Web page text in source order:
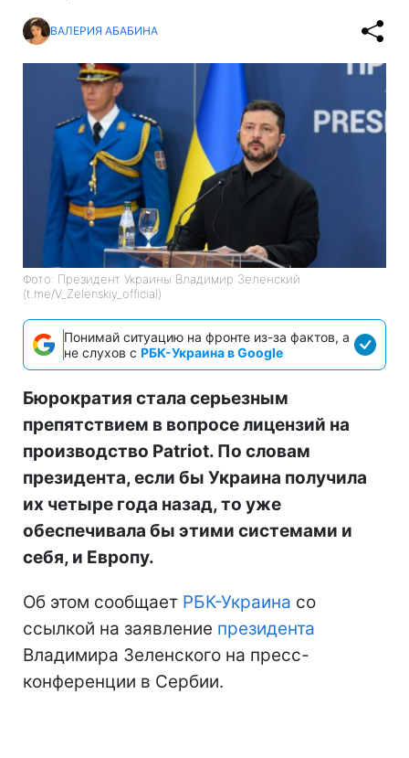
ВАЛЕРИЯ АБАБИНА
Фото: Президент Украины Владимир Зеленский
(t.me/V_Zelenskiy_official)
Понимай ситуацию на фронте из-за фактов, а
не слухов с РБК-Украина в Google
Бюрократия стала серьезным
препятствием в вопросе лицензий на
производство Patriot. По словам
президента, если бы Украина получила
их четыре года назад, то уже
обеспечивала бы этими системами и
себя, и Европу.
Об этом сообщает РБК-Украина со
ссылкой на заявление президента
Владимира Зеленского на пресс-
конференции в Сербии.